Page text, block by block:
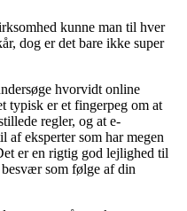
kunne man til hver
dog er det bare ikke super
hvorvidt online
typisk er et fingerpeg om at
regler, og at e-
eksperter som har megen
er en rigtig god lejlighed til
som følge af din